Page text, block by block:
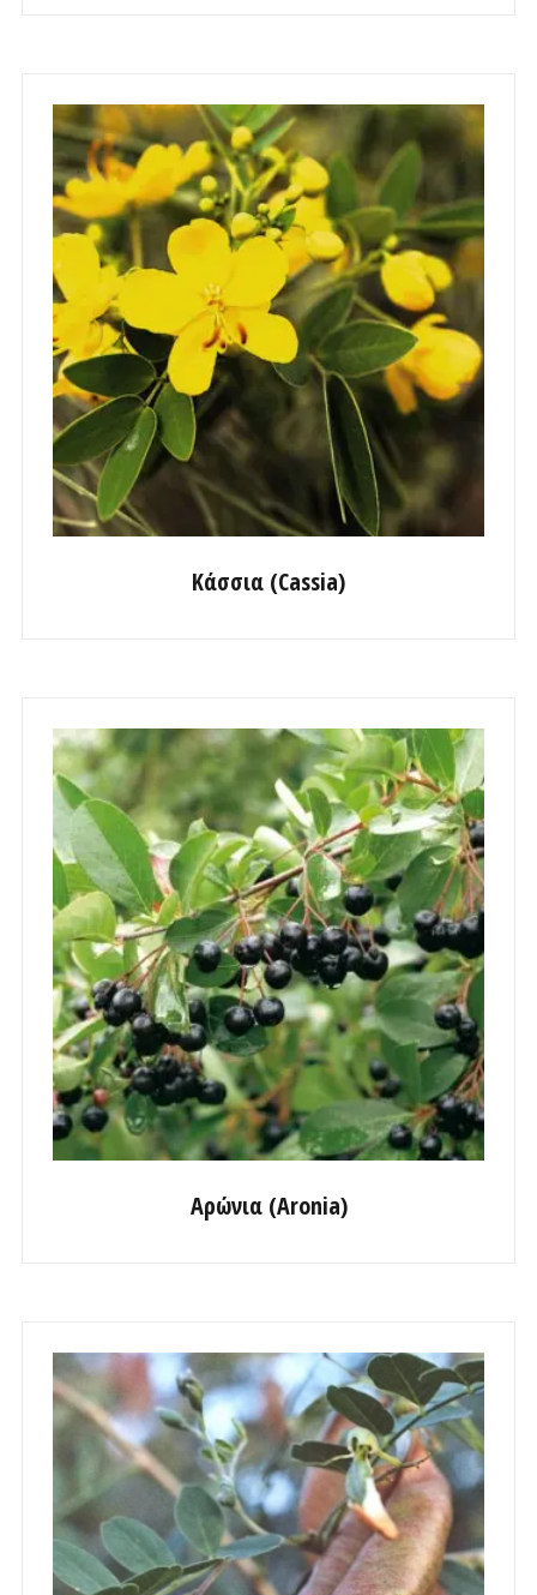
Κάσσια (Cassia)
Αρώνια (Aronia)